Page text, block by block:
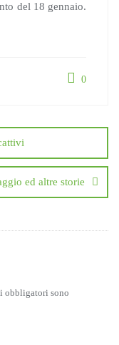
del 18 gennaio.
0
ed altre storie
obbligatori sono